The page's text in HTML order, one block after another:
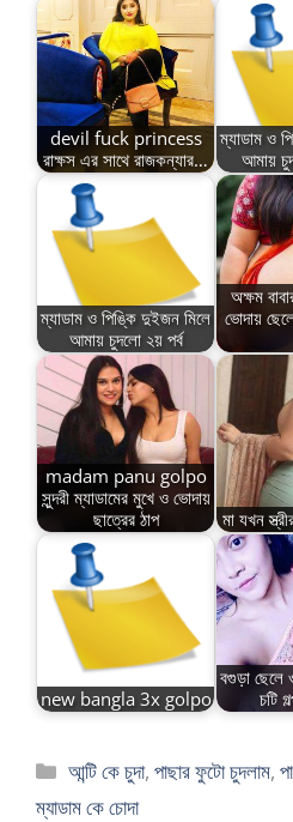
devil fuck princess
রাক্ষস এর সাথে রাজকন্যার…
ম্যাডাম ও
আমায়
ম্যাডাম ও পিঙ্কি দুইজন মিলে
আমায় চুদলো ২য় পর্ব
অক্ষম
ভোদায়
madam panu golpo
সুন্দরী ম্যাডামের মুখে ও ভোদায়
ছাত্রের ঠাপ
মা যখন
new bangla 3x golpo
বগুড়া ছেলে
চটি
Categories
আন্টি কে চুদা,পাছার ফুটো চুদলাম,
ম্যাডাম কে চোদা